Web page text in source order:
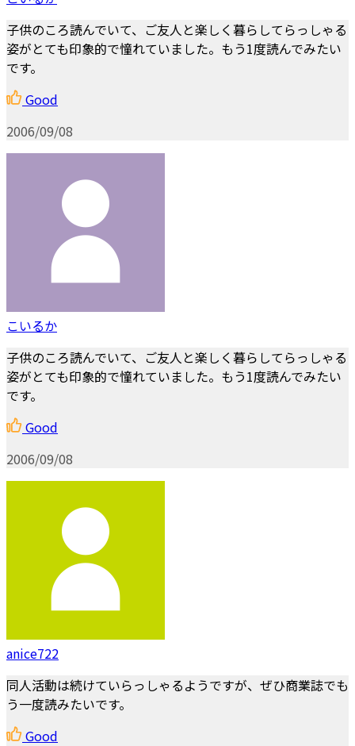
子供のころ読んでいて、ご友人と楽しく暮らしてらっしゃる
姿がとても印象的で憧れていました。もう1度読んでみたい
です。
Good
2006/09/08
こいるか
子供のころ読んでいて、ご友人と楽しく暮らしてらっしゃる
姿がとても印象的で憧れていました。もう1度読んでみたい
です。
Good
2006/09/08
anice722
同人活動は続けていらっしゃるようですが、ぜひ商業誌でも
う一度読みたいです。
Good